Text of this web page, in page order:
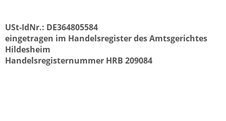
USt-IdNr.: DE364805584
eingetragen im Handelsregister des Amtsgerichtes
Hildesheim
Handelsregisternummer HRB 209084